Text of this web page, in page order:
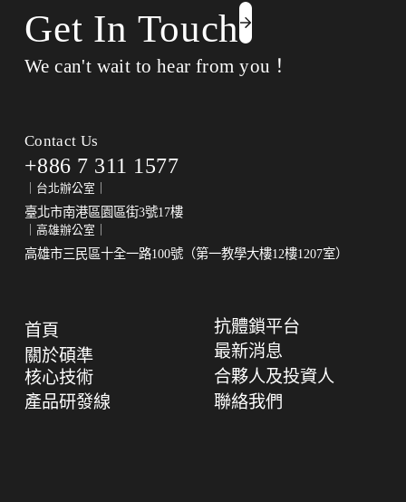
打
造
通
體
鎖
技
術
Get In Touch
We can't wait to hear from you！
Contact Us
+886 7 311 1577
｜台北辦公室｜
臺北市南港區園區街3號17樓
｜高雄辦公室｜
高雄市三民區十全一路100號（第一教學大樓12樓1207室）
首頁
關於碩準
核心技術
產品研發線
抗體鎖平台
最新消息
合夥人及投資人
聯絡我們